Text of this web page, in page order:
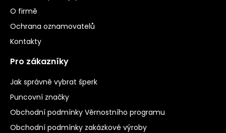
O firmě
Ochrana oznamovatelů
Kontakty
Pro zákazníky
Jak správně vybrat šperk
Puncovní značky
Obchodní podmínky Věrnostního programu
Obchodní podmínky zakázkové výroby